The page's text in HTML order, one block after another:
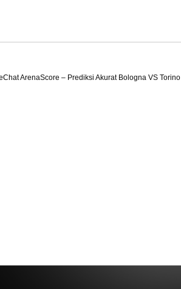
ArenaScore – Prediksi Akurat Bologna VS Torino